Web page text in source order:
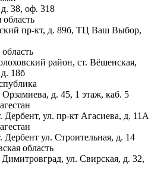
38, оф. 318
пр-кт, д. 89б, ТЦ Ваш Выбор,
район, ст. Вёшенская,
18б
д. 45, 1 этаж, каб. 5
Дербент, ул. пр-кт Агасиева, д. 11А
Дербент ул. Строительная, д. 14
область
Димитровград, ул. Свирская, д. 32,